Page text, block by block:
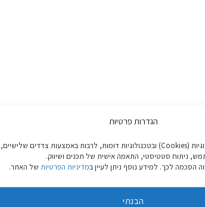
הגדרות פרטיות
באתר זה נעשה שימוש בעוגיות (Cookies) ובטכנולוגיות דומות, לרבות באמצעות צדדים שלישיים,
ניתוח סטטיסטי, התאמה אישית של תכנים ושיווק.
הסכמה לכך. למידע נוסף ניתן לעיין במדיניות הפרטיות של האתר.
הבנתי